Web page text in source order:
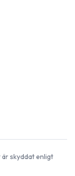
är skyddat enligt